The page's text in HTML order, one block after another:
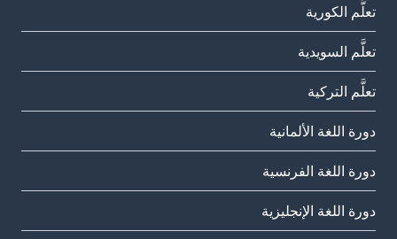
تعلَّم الكورية
تعلَّم السويدية
تعلَّم التركية
دورة اللغة الألمانية
دورة اللغة الفرنسية
دورة اللغة الإنجليزية